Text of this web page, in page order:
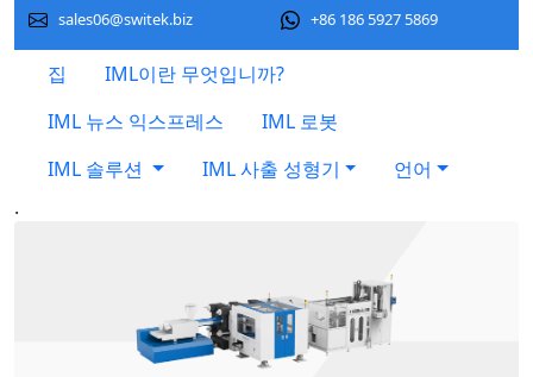
sales06@switek.biz +86 186 5927 5869
집
IML이란 무엇입니까?
IML 뉴스 익스프레스
IML 로봇
IML 솔루션
IML 사출 성형기
언어
.